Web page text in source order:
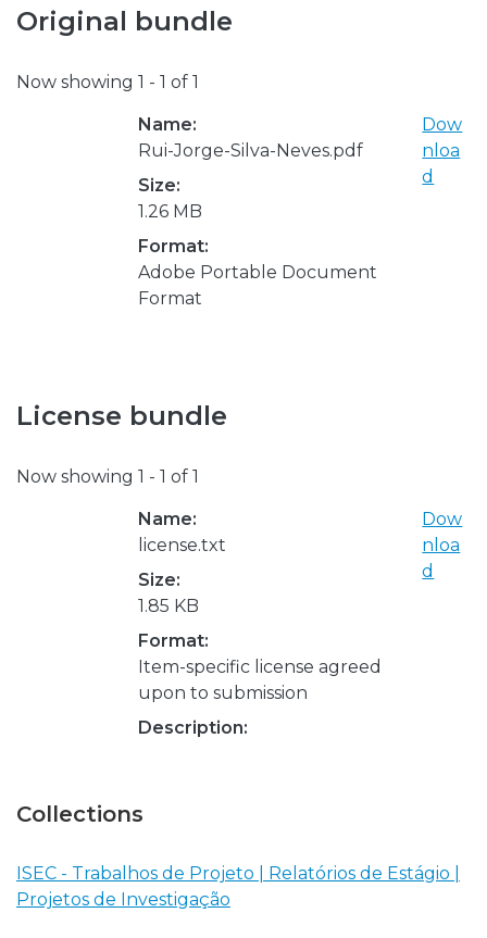
Original bundle
Now showing 1 - 1 of 1
Name:
Rui-Jorge-Silva-Neves.pdf
Size:
1.26 MB
Format:
Adobe Portable Document
Format
Dow
nloa
d
License bundle
Now showing 1 - 1 of 1
Name:
license.txt
Size:
1.85 KB
Format:
Item-specific license agreed
upon to submission
Description:
Dow
nloa
d
Collections
ISEC - Trabalhos de Projeto | Relatórios de Estágio |
Projetos de Investigação